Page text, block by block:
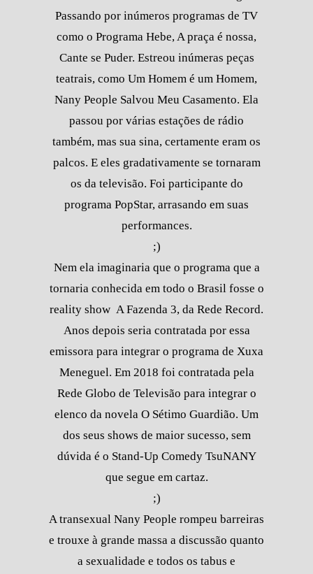
Passando por inúmeros programas de TV
como o Programa Hebe, A praça é nossa,
Cante se Puder. Estreou inúmeras peças
teatrais, como Um Homem é um Homem,
Nany People Salvou Meu Casamento. Ela
passou por várias estações de rádio
também, mas sua sina, certamente eram os
palcos. E eles gradativamente se tornaram
os da televisão. Foi participante do
programa PopStar, arrasando em suas
performances.
;)
Nem ela imaginaria que o programa que a
tornaria conhecida em todo o Brasil fosse o
reality show A Fazenda 3, da Rede Record.
Anos depois seria contratada por essa
emissora para integrar o programa de Xuxa
Meneguel. Em 2018 foi contratada pela
Rede Globo de Televisão para integrar o
elenco da novela O Sétimo Guardião. Um
dos seus shows de maior sucesso, sem
dúvida é o Stand-Up Comedy TsuNANY
que segue em cartaz.
;)
A transexual Nany People rompeu barreiras
e trouxe à grande massa a discussão quanto
a sexualidade e todos os tabus e